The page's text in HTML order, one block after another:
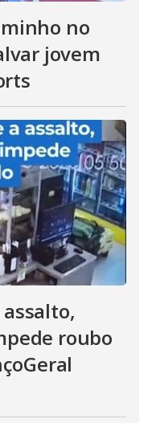
no
jovem
roubo